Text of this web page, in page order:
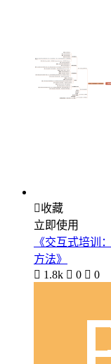
收藏
立即使用
《交互式培训
方法》
 1.8k  0  0